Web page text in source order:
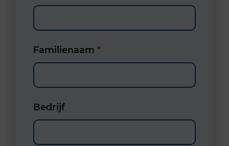
Familienaam *
Bedrijf